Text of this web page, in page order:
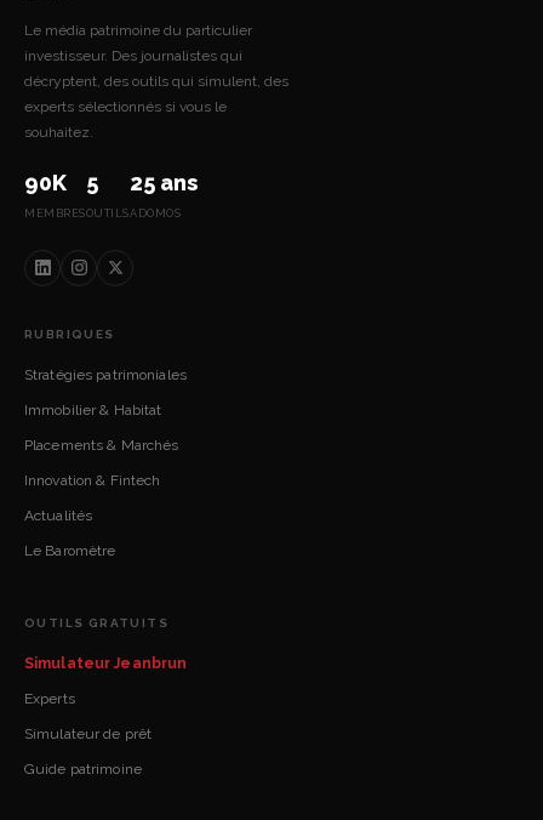
Le média patrimoine du particulier
investisseur. Des journalistes qui
décryptent, des outils qui simulent, des
experts sélectionnés si vous le
souhaitez.
90K
MEMBRES
5
OUTILS
25 ans
ADOMOS
RUBRIQUES
Stratégies patrimoniales
Immobilier & Habitat
Placements & Marchés
Innovation & Fintech
Actualités
Le Baromètre
OUTILS GRATUITS
Simulateur Jeanbrun
Experts
Simulateur de prêt
Guide patrimoine